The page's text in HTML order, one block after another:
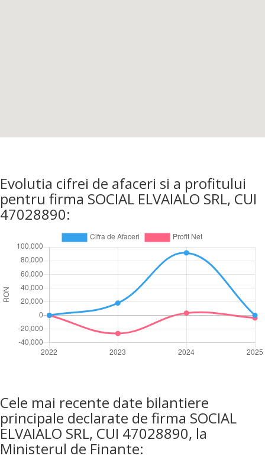
Evolutia cifrei de afaceri si a profitului
pentru firma SOCIAL ELVAIALO SRL, CUI
47028890:
Cele mai recente date bilantiere
principale declarate de firma SOCIAL
ELVAIALO SRL, CUI 47028890, la
Ministerul de Finante: